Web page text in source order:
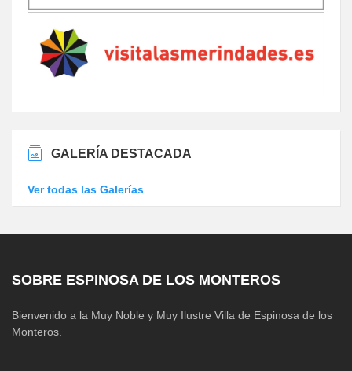
GALERÍA DESTACADA
Ver todas las Galerías
SOBRE ESPINOSA DE LOS MONTEROS
Bienvenido a la Muy Noble y Muy Ilustre Villa de Espinosa de los
Monteros.